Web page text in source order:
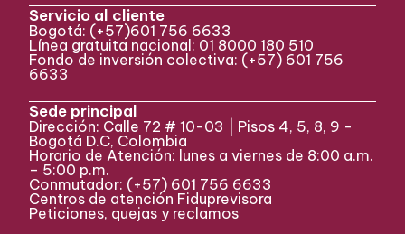
Servicio al cliente
Bogotá: (+57)601 756 6633
Línea gratuita nacional: 01 8000 180 510
Fondo de inversión colectiva: (+57) 601 756
6633
Sede principal
Dirección: Calle 72 # 10-03 | Pisos 4, 5, 8, 9 -
Bogotá D.C, Colombia
Horario de Atención: lunes a viernes de 8:00 a.m.
– 5:00 p.m.
Conmutador: (+57) 601 756 6633
Centros de atención Fiduprevisora
Peticiones, quejas y reclamos